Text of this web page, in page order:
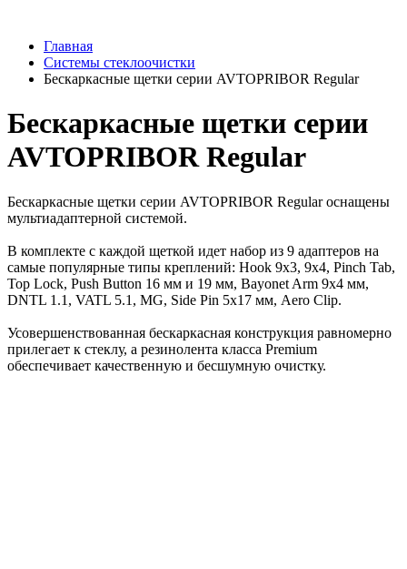
Главная
Системы стеклоочистки
Бескаркасные щетки серии AVTOPRIBOR Regular
Бескаркасные щетки серии
AVTOPRIBOR Regular
Бескаркасные щетки серии AVTOPRIBOR Regular оснащены
мультиадаптерной системой.
В комплекте с каждой щеткой идет набор из 9 адаптеров на
самые популярные типы креплений: Hook 9х3, 9х4, Pinch Tab,
Top Lock, Push Button 16 мм и 19 мм, Bayonet Arm 9х4 мм,
DNTL 1.1, VATL 5.1, MG, Side Pin 5x17 мм, Aero Clip.
Усовершенствованная бескаркасная конструкция равномерно
прилегает к стеклу, а резинолента класса Premium
обеспечивает качественную и бесшумную очистку.